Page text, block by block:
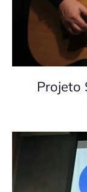
Projeto